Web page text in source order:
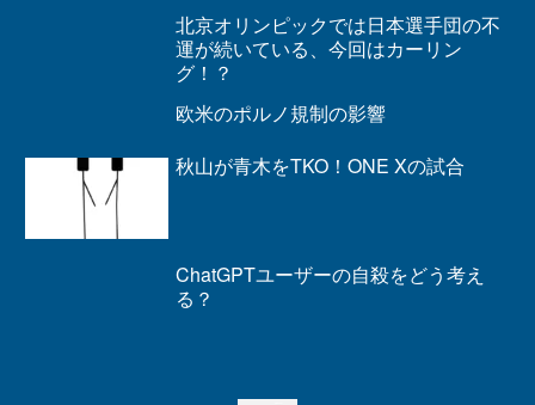
北京オリンピックでは日本選手団の不
運が続いている、今回はカーリン
グ！？
欧米のポルノ規制の影響
秋山が青木をTKO！ONE Xの試合
ChatGPTユーザーの自殺をどう考え
る？